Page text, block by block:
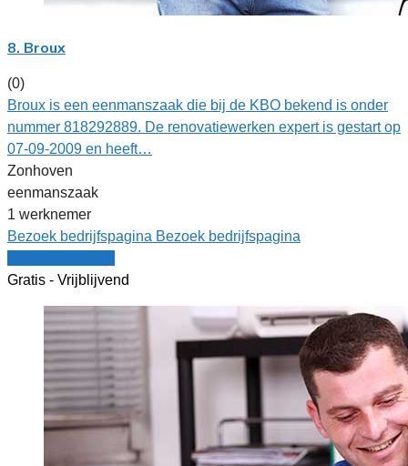
8. Broux
(0)
Broux is een eenmanszaak die bij de KBO bekend is onder
nummer 818292889. De renovatiewerken expert is gestart op
07-09-2009 en heeft…
Zonhoven
eenmanszaak
1 werknemer
Bezoek bedrijfspagina Bezoek bedrijfspagina
Gratis - Vrijblijvend